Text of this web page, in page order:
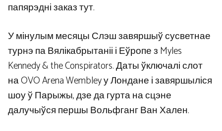
папярэдні заказ тут.
У мінулым месяцы Слэш завяршыў сусветнае
турнэ па Вялікабрытаніі і Еўропе з Myles
Kennedy & the Conspirators. Даты ўключалі слот
на OVO Arena Wembley у Лондане і завяршыліся
шоу ў Парыжы, дзе да гурта на сцэне
далучыўся першы Вольфганг Ван Хален.